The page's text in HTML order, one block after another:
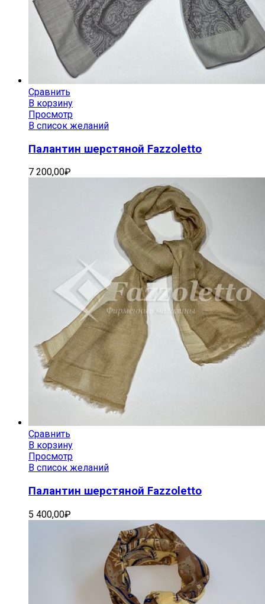
Сравнить
В корзину
Просмотр
В список желаний
Палантин шерстяной Fazzoletto
7 200,00₽
Сравнить
В корзину
Просмотр
В список желаний
Палантин шерстяной Fazzoletto
5 400,00₽